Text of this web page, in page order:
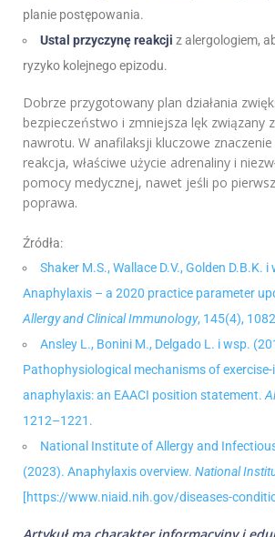
planie postępowania.
Ustal przyczynę reakcji z alergologiem,
ryzyko kolejnego epizodu.
Dobrze przygotowany plan działania
bezpieczeństwo i zmniejsza lęk związany
nawrotu. W anafilaksji kluczowe
reakcja, właściwe użycie adrenaliny i
pomocy medycznej, nawet jeśli po
poprawa.
Źródła:
Shaker M.S., Wallace D.V., Golden D.B.K.
Anaphylaxis – a 2020 practice parameter
Allergy and Clinical Immunology, 145(4),
Ansley L., Bonini M., Delgado L. i wsp.
Pathophysiological mechanisms of exercise-
anaphylaxis: an EAACI position statement.
1212–1221.
National Institute of Allergy and
(2023). Anaphylaxis overview. National
[https://www.niaid.nih.gov/diseases-